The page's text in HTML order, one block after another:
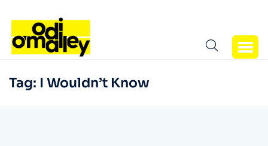
Tag: I Wouldn’t Know